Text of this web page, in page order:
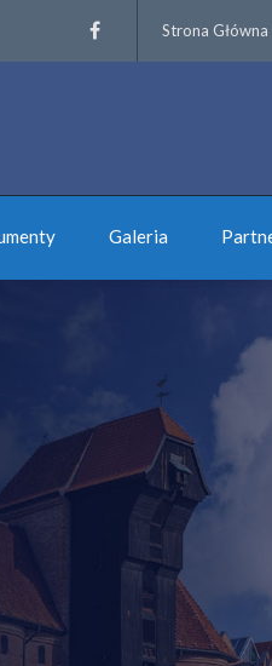
Strona Główna
Galeria